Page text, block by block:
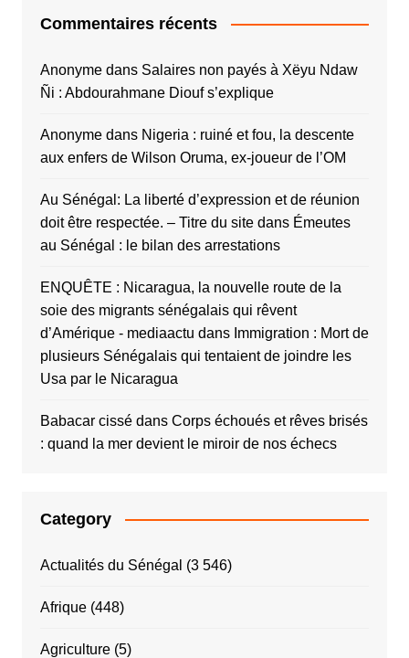
Commentaires récents
Anonymedans Salaires non payés à Xëyu Ndaw
Ñi : Abdourahmane Diouf s’explique
Anonymedans Nigeria : ruiné et fou, la descente
aux enfers de Wilson Oruma, ex-joueur de l’OM
Au Sénégal: La liberté d’expression et de réunion
doit être respectée. – Titre du sitedans Émeutes
au Sénégal : le bilan des arrestations
ENQUÊTE : Nicaragua, la nouvelle route de la
soie des migrants sénégalais qui rêvent
d’Amérique - mediaactu dans Immigration : Mort de
plusieurs Sénégalais qui tentaient de joindre les
Usa par le Nicaragua
Babacar cissédans Corps échoués et rêves brisés
: quand la mer devient le miroir de nos échecs
Category
Actualités du Sénégal (3 546)
Afrique(448)
Agriculture(5)